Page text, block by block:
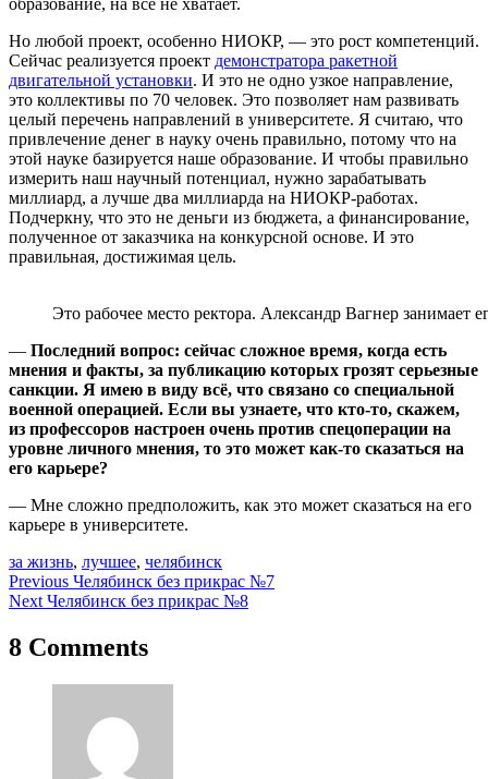
Но любой проект, особенно НИОКР, — это рост компетенций.
Сейчас реализуется проект демонстратора ракетной
двигательной установки. И это не одно узкое направление,
это коллективы по 70 человек. Это позволяет нам развивать
целый перечень направлений в университете. Я считаю, что
привлечение денег в науку очень правильно, потому что на
этой науке базируется наше образование. И чтобы правильно
измерить наш научный потенциал, нужно зарабатывать
миллиард, а лучше два миллиарда на НИОКР-работах.
Подчеркну, что это не деньги из бюджета, а финансирование,
полученное от заказчика на конкурсной основе. И это
правильная, достижимая цель.
Это рабочее место ректора. Александр Вагнер занимает
— Последний вопрос: сейчас сложное время, когда есть
мнения и факты, за публикацию которых грозят серьезные
санкции. Я имею в виду всё, что связано со специальной
военной операцией. Если вы узнаете, что кто-то, скажем,
из профессоров настроен очень против спецоперации на
уровне личного мнения, то это может как-то сказаться на
его карьере?
— Мне сложно предположить, как это может сказаться на его
карьере в университете.
за жизнь, лучшее, челябинск
Навигация
по
записям
Previous Челябинск без прикрас №7
Next Челябинск без прикрас №8
8 Comments